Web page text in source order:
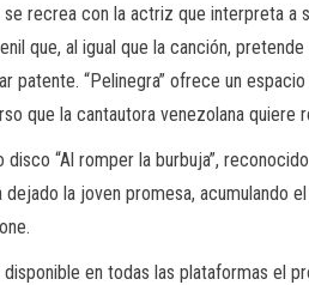
recrea con la actriz que interpreta a
que, al igual que la canción,
patente. “Pelinegra” ofrece un
que la cantautora venezolana quiere
“Al romper la burbuja”,
la joven promesa, acumulando
disponible en todas las plataformas el